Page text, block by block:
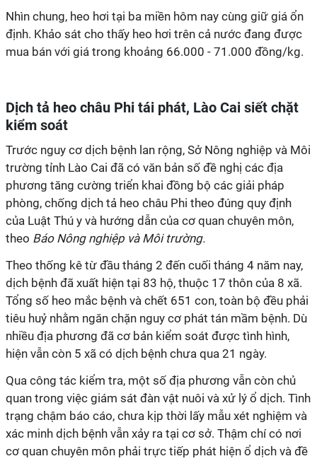
Nhìn chung, heo hơi tại ba miền hôm nay cùng giữ giá ổn
định. Khảo sát cho thấy heo hơi trên cả nước đang được
mua bán với giá trong khoảng 66.000 - 71.000 đồng/kg.
Dịch tả heo châu Phi tái phát, Lào Cai siết chặt
kiểm soát
Trước nguy cơ dịch bệnh lan rộng, Sở Nông nghiệp và Môi
trường tỉnh Lào Cai đã có văn bản số đề nghị các địa
phương tăng cường triển khai đồng bộ các giải pháp
phòng, chống dịch tả heo châu Phi theo đúng quy định
của Luật Thú y và hướng dẫn của cơ quan chuyên môn,
theo Báo Nông nghiệp và Môi trường.
Theo thống kê từ đầu tháng 2 đến cuối tháng 4 năm nay,
dịch bệnh đã xuất hiện tại 83 hộ, thuộc 17 thôn của 8 xã.
Tổng số heo mắc bệnh và chết 651 con, toàn bộ đều phải
tiêu huỷ nhằm ngăn chặn nguy cơ phát tán mầm bệnh. Dù
nhiều địa phương đã cơ bản kiểm soát được tình hình,
hiện vẫn còn 5 xã có dịch bệnh chưa qua 21 ngày.
Qua công tác kiểm tra, một số địa phương vẫn còn chủ
quan trong việc giám sát đàn vật nuôi và xử lý ổ dịch. Tình
trạng chậm báo cáo, chưa kịp thời lấy mẫu xét nghiệm và
xác minh dịch bệnh vẫn xảy ra tại cơ sở. Thậm chí có nơi
cơ quan chuyên môn phải trực tiếp phát hiện ổ dịch và đề